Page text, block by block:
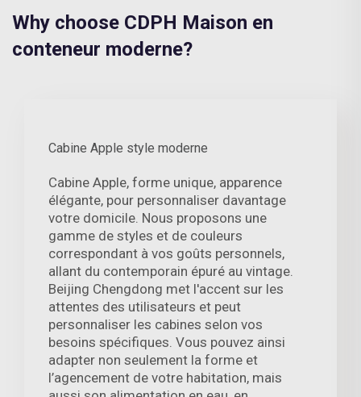
Why choose CDPH Maison en
conteneur moderne?
Cabine Apple style moderne
Cabine Apple, forme unique, apparence
élégante, pour personnaliser davantage
votre domicile. Nous proposons une
gamme de styles et de couleurs
correspondant à vos goûts personnels,
allant du contemporain épuré au vintage.
Beijing Chengdong met l'accent sur les
attentes des utilisateurs et peut
personnaliser les cabines selon vos
besoins spécifiques. Vous pouvez ainsi
adapter non seulement la forme et
l’agencement de votre habitation, mais